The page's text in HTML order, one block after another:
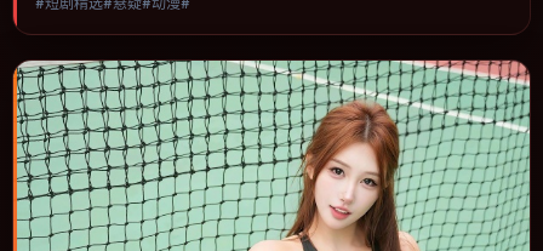
人物选择与情节推进，节奏与视听语言统一，可作为休闲观影或类型
片补片的选择。